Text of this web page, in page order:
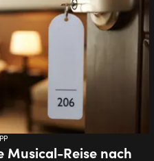
Musical-Reise nach